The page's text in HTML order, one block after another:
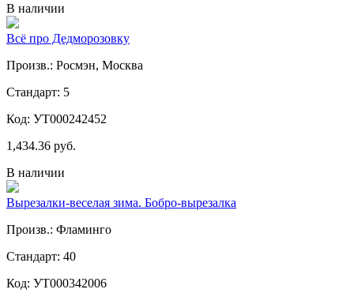
В наличии
Всё про Дедморозовку
Произв.: Росмэн, Москва
Стандарт: 5
Код: УТ000242452
1,434.36 руб.
В наличии
Вырезалки-веселая зима. Бобро-вырезалка
Произв.: Фламинго
Стандарт: 40
Код: УТ000342006